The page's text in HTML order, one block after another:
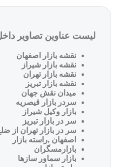
لیست عناوین تصاویر
نقشه بازار اصفهان
نقشه بازار شیراز
نقشه بازار تهران
نقشه بازار تبریز
میدان نقش جهان
سردر بازار قیصریه
بازار وکیل شیراز
سر در بازار تبریز
سر در بازار تهران از
اصفهان ,راسته بازار
بازارمسگران
بازار سماور سازها